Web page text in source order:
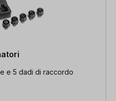
e 5 dadi di raccordo